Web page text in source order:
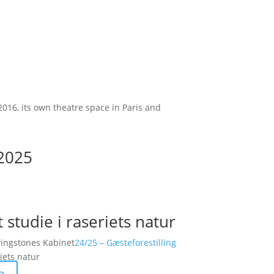
its own theatre space in Paris and
studie i raseriets natur
Kabinet24/25 – Gæsteforestilling
natur